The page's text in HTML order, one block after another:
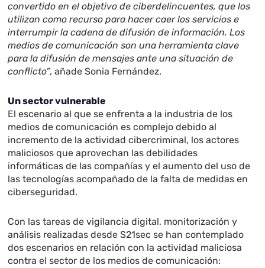
convertido en el objetivo de ciberdelincuentes, que los
utilizan como recurso para hacer caer los servicios e
interrumpir la cadena de difusión de información. Los
medios de comunicación son una herramienta clave
para la difusión de mensajes ante una situación de
conflicto”, añade Sonia Fernández.
Un sector vulnerable
El escenario al que se enfrenta a la industria de los
medios de comunicación es complejo debido al
incremento de la actividad cibercriminal, los actores
maliciosos que aprovechan las debilidades
informáticas de las compañías y el aumento del uso de
las tecnologías acompañado de la falta de medidas en
ciberseguridad.
Con las tareas de vigilancia digital, monitorización y
análisis realizadas desde S21sec se han contemplado
dos escenarios en relación con la actividad maliciosa
contra el sector de los medios de comunicación: